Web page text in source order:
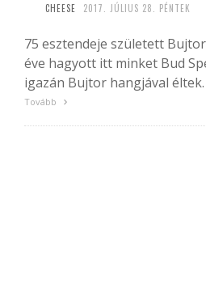
CHEESE 2017. JÚLIUS 28. PÉNTEK
75 esztendeje született
éve hagyott itt minket Bud
igazán Bujtor hangjával éltek.
Tovább